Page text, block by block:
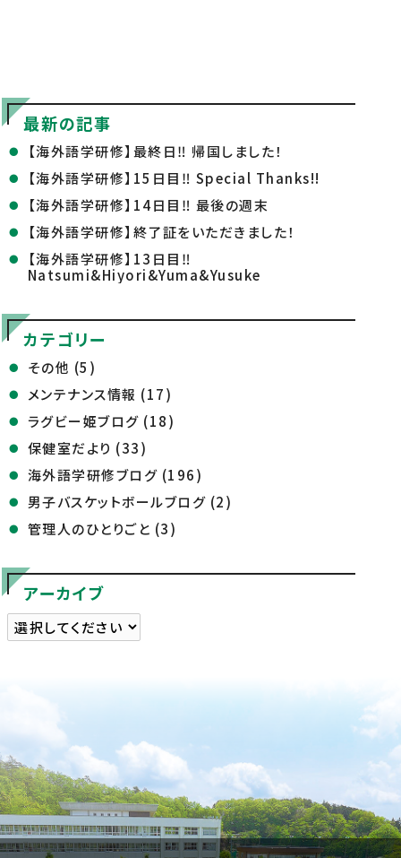
最新の記事
【海外語学研修】最終日‼ 帰国しました！
【海外語学研修】15日目‼ Special Thanks!!
【海外語学研修】14日目‼ 最後の週末
【海外語学研修】終了証をいただきました！
【海外語学研修】13日目‼
Natsumi&Hiyori&Yuma&Yusuke
カテゴリー
その他 (5)
メンテナンス情報 (17)
ラグビー姫ブログ (18)
保健室だより (33)
海外語学研修ブログ (196)
男子バスケットボールブログ (2)
管理人のひとりごと (3)
アーカイブ